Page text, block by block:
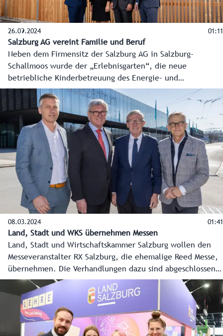
26.09.2024 01:11
Salzburg AG vereint Familie und Beruf
Neben dem Firmensitz der Salzburg AG in Salzburg-
Schallmoos wurde der „Erlebnisgarten“, die neue
betriebliche Kinderbetreuung des Energie- und
Infrastrukturdienstleisters, eröffnet. Auf 820
Quadratmetern in zwei Geschoßen ist Platz genug für bis
zu sechs Gruppen und rund 72 Kinder.
08.03.2024 01:41
Land, Stadt und WKS übernehmen Messen
Land, Stadt und Wirtschaftskammer Salzburg wollen den
Messeveranstalter RX Salzburg, die ehemalige Reed Messe,
übernehmen. Die Verhandlungen dazu sind abgeschlossen,
und bis Ende März dieses Jahres sollte die Übernahme
abgeschlossen sein. Ein bedeutender Schritt für den
Messestandort Salzburg, der massiv Jobs und
Wertschöpfung für Salzburg generiert. Damit können auch
die Blockbuster im Messegeschäft wie „Alles für den Gast“